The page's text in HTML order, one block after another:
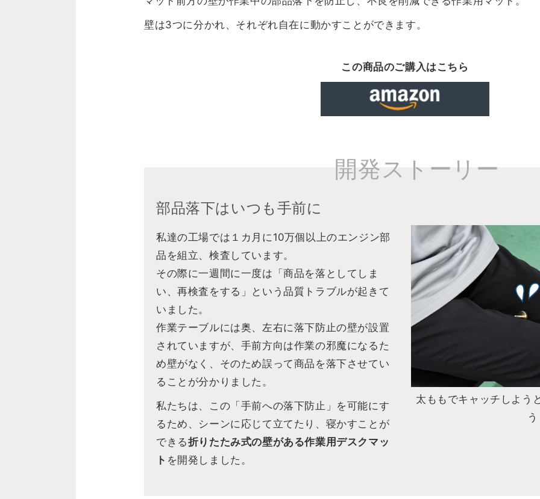
壁は3つに分かれ、それぞれ自在に動かすことができます。
この商品のご購入はこちら
開発ストーリー
部品落下はいつも手前に
私達の工場では１カ月に10万個以上のエンジン部
品を組立、検査しています。
その際に一週間に一度は「商品を落としてしま
い、再検査をする」という品質トラブルが起きて
いました。
作業テーブルには奥、左右に落下防止の壁が設置
されていますが、手前方向は作業の邪魔になるた
め壁がなく、そのため誤って商品を落下させてい
ることが分かりました。
私たちは、この「手前への落下防止」を可能にす
るため、シーンに応じて立てたり、寝かすことが
できる折りたたみ式の壁がある作業用デスクマッ
ト を開発しました。
太ももでキャッチしよう
う